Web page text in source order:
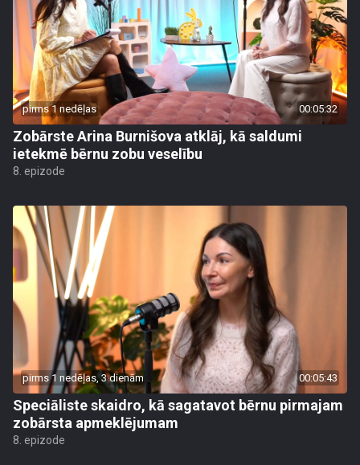
pirms 1 nedēļas 00:05:32
Zobārste Arina Burnišova atklāj, kā saldumi
ietekmē bērnu zobu veselību
8. epizode
pirms 1 nedēļas, 3 dienām 00:05:43
Speciāliste skaidro, kā sagatavot bērnu pirmajam
zobārsta apmeklējumam
8. epizode